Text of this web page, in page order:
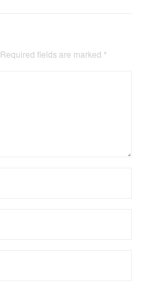
Required fields are marked *